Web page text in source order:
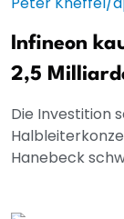
Infineon
2,5
Die Investition
Hanebeck